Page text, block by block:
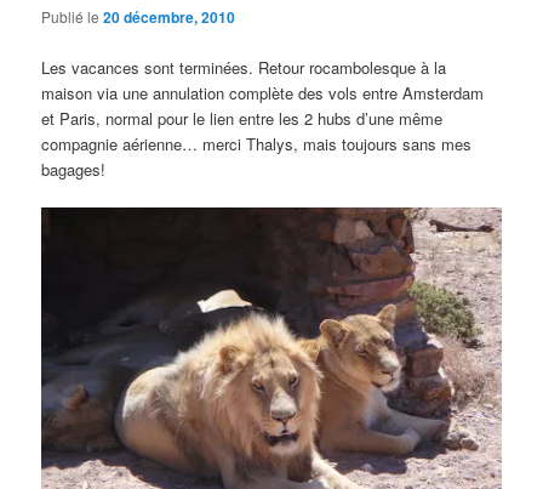
Publié le20 décembre, 2010
Les vacances sont terminées. Retour rocambolesque à la
maison via une annulation complète des vols entre Amsterdam
et Paris, normal pour le lien entre les 2 hubs d’une même
compagnie aérienne… merci Thalys, mais toujours sans mes
bagages!